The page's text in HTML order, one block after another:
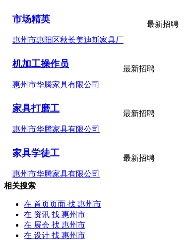
市场精英
惠州市惠阳区秋长美迪斯家具厂
最新招聘
机加工操作员
惠州市华腾家具有限公司
最新招聘
家具打磨工
惠州市华腾家具有限公司
最新招聘
家具学徒工
惠州市华腾家具有限公司
最新招聘
相关搜索
在 首页页面 找 惠州市
在 资讯 找 惠州市
在 展会 找 惠州市
在 设计 找 惠州市